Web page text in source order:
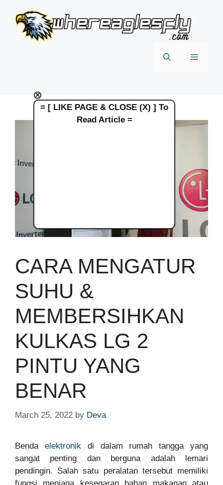
content
Menu
CARA MENGATUR
SUHU &
MEMBERSIHKAN
KULKAS LG 2
PINTU YANG
BENAR
March 25, 2022 by Deva
Benda elektronikdi dalam rumah tangga yang
sangat penting dan berguna adalah lemari
pendingin. Salah satu peralatan tersebut memiliki
×
= [ LIKE PAGE & CLOSE (X) ] To
Read Article =